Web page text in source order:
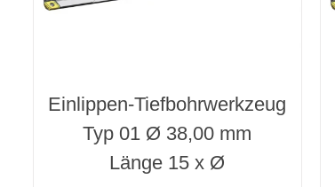
Einlippen-Tiefbohrwerkzeug
Typ 01 Ø 38,00 mm
Länge 15 x Ø